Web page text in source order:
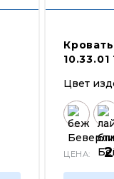
10.33.01
Цвет
ЦЕНА: